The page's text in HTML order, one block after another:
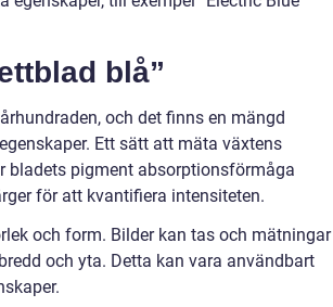
blå”
och det finns en mängd
Ett sätt att mäta växtens
bladets pigment absorptionsförmåga
för att kvantifiera intensiteten.
och form. Bilder kan tas och mätningar
och yta. Detta kan vara användbart